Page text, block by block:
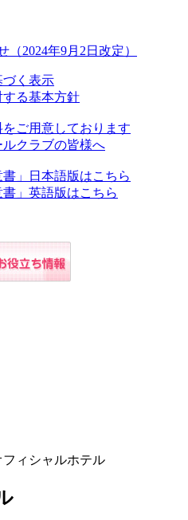
2024年9月2日改定）
づく表示
る基本方針
ご用意しております
クラブの皆様へ
書」日本語版はこちら
書」英語版はこちら
ィシャルホテル